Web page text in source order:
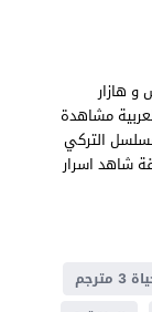
و هازار
الحلقة 3 مترجمة للعربية مشاهدة
المسلسل التركي
شاهد اسرار
مترجم